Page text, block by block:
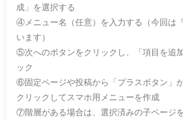
成」を選択する
④メニュー名（任意）を入力する（今回は
います）
⑤次へのボタンをクリックし、「項目を追
ック
⑥固定ページや投稿から「プラスボタン」
クリックしてスマホ用メニューを作成
⑦階層がある場合は、選択済みの子ページ